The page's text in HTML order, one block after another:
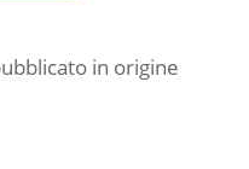
in origine